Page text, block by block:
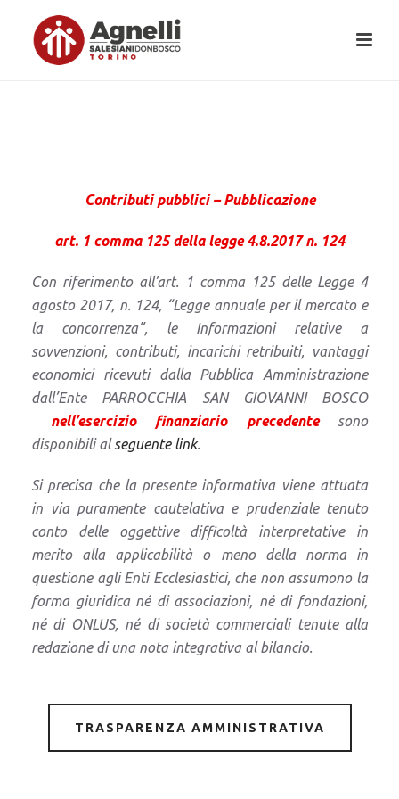
Contributi pubblici – Pubblicazione
art. 1 comma 125 della legge 4.8.2017 n. 124
Con riferimento all’art. 1 comma 125 delle Legge 4
agosto 2017, n. 124, “Legge annuale per il mercato e
la concorrenza”, le Informazioni relative a
sovvenzioni, contributi, incarichi retribuiti, vantaggi
economici ricevuti dalla Pubblica Amministrazione
dall’Ente PARROCCHIA SAN GIOVANNI BOSCO
nell’esercizio finanziario precedentesono
disponibili alseguente link.
Si precisa che la presente informativa viene attuata
in via puramente cautelativa e prudenziale tenuto
conto delle oggettive difficoltà interpretative in
merito alla applicabilità o meno della norma in
questione agli Enti Ecclesiastici, che non assumono la
forma giuridica né di associazioni, né di fondazioni,
né di ONLUS, né di società commerciali tenute alla
redazione di una nota integrativa al bilancio.
TRASPARENZA AMMINISTRATIVA